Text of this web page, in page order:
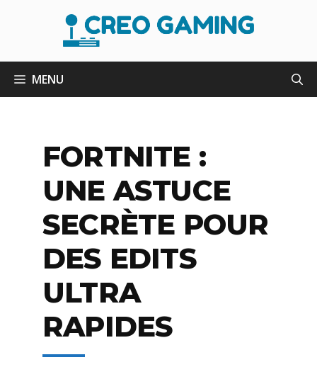
MENU
FORTNITE :
UNE ASTUCE
SECRÈTE POUR
DES EDITS
ULTRA
RAPIDES